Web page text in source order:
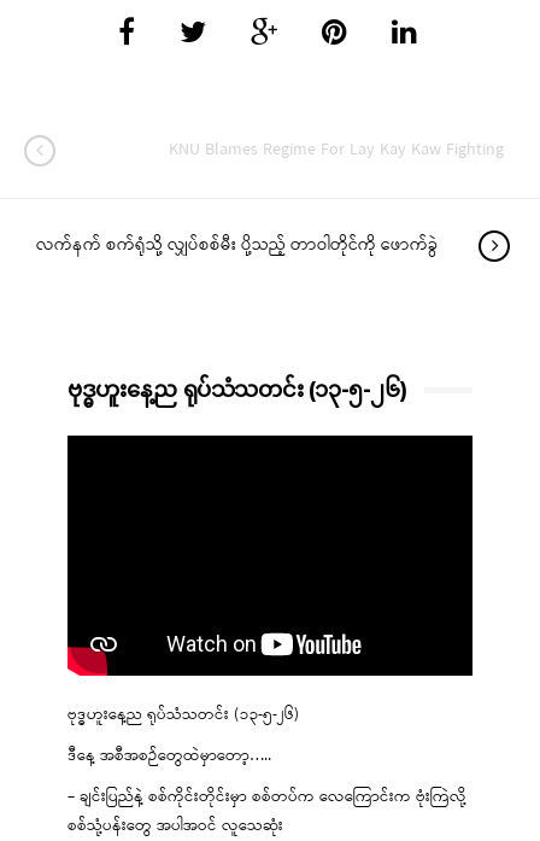
KNU Blames Regime For Lay Kay Kaw Fighting
လက်နက် စက်ရုံသို့ လျှပ်စစ်မီး ပို့သည့် တာဝါတိုင်ကို ဖောက်ခွဲ
ဗုဒ္ဓဟူးနေ့ည ရုပ်သံသတင်း (၁၃-၅-၂၆)
ဗုဒ္ဓဟူးနေ့ည ရုပ်သံသတင်း (၁၃-၅-၂၆)
ဒီနေ့ အစီအစဉ်တွေထဲမှာတော့…..
– ချင်းပြည်နဲ့ စစ်ကိုင်းတိုင်းမှာ စစ်တပ်က လေကြောင်းက ဗုံးကြဲလို့
စစ်သုံ့ပန်းတွေ အပါအဝင် လူသေဆုံး